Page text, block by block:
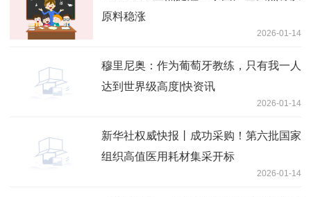
原料稳涨
2026-01-14
穆里尼奥：作为葡萄牙教练，只有我一人
达到世界级高度|快资讯
2026-01-14
新华社权威快报丨成功采购！第六批国家
组织高值医用耗材集采开标
2026-01-14